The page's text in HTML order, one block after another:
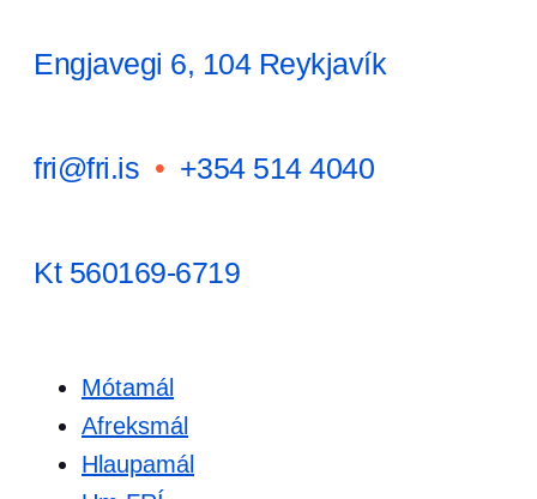
Engjavegi 6, 104 Reykjavík
fri@fri.is • +354 514 4040
Kt 560169-6719
Mótamál
Afreksmál
Hlaupamál